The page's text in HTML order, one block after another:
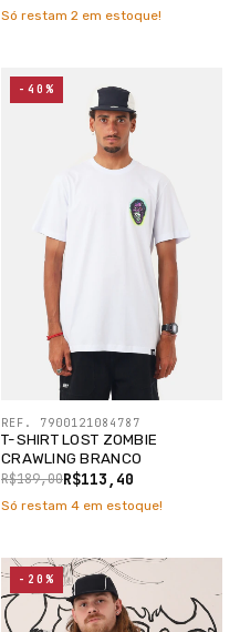
Só restam 2 em estoque!
T-SHIRT LOST ZOMBIE
CRAWLING BRANCO
R$113,40
R$189,00
REF. 7900121084787
-40%
Só restam 4 em estoque!
-20%